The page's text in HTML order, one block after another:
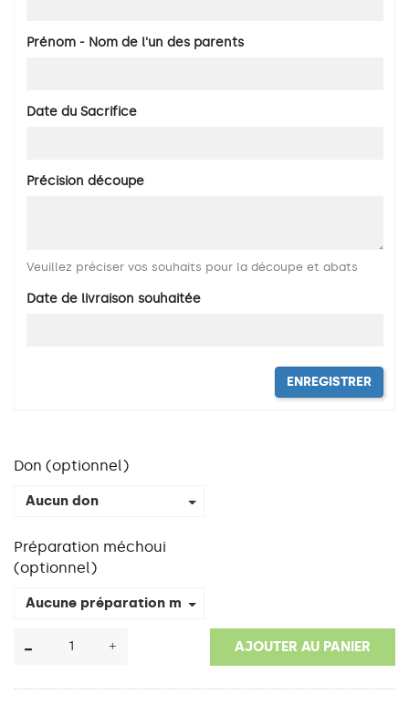
Prénom - Nom de l'un des parents
Date du Sacrifice
Précision découpe
Veuillez préciser vos souhaits pour la découpe et abats
Date de livraison souhaitée
ENREGISTRER
Don (optionnel)
Aucun don
Préparation méchoui
(optionnel)
Aucune préparation méchoui
AJOUTER AU PANIER